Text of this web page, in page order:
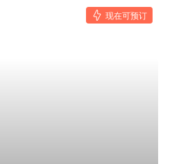
现在可预订